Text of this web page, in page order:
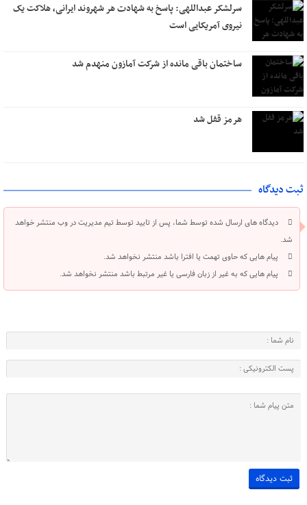
سرلشکر عبداللهی: پاسخ به شهادت هر شهروند ایرانی، هلاکت یک
نیروی آمریکایی است
ساختمان باقی مانده از شرکت آمازون منهدم شد
هرمز قفل شد
ثبت دیدگاه
دیدگاه های ارسال شده توسط شما، پس از تایید توسط تیم مدیریت در وب منتشر خواهد
شد.
پیام هایی که حاوی تهمت یا افترا باشد منتشر نخواهد شد.
پیام هایی که به غیر از زبان فارسی یا غیر مرتبط باشد منتشر نخواهد شد.